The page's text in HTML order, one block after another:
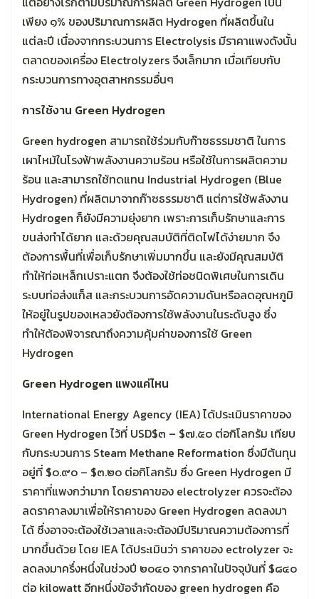
เพียง ๑% ของปริมาณการผลิต Hydrogen ที่ผลิตขึ้นใน
แต่ละปี เนื่องจากกระบวนการ Electrolysis มีราคาแพงดังนั้น
ตลาดของเครื่อง Electrolyzers จึงเล็กมาก เมื่อเทียบกับ
กระบวนการทางอุตสาหกรรมอื่นๆ
การใช้งาน Green Hydrogen
Green hydrogen สามารถใช้ร่วมกับก๊าซธรรมชาติ ในการ
เผาไหม้ในโรงฟ้าพลังงานความร้อน หรือใช้ในการผลิตความ
ร้อน และสามารถใช้ทดแทน Industrial Hydrogen (Blue
Hydrogen) ที่ผลิตมาจากก๊าซธรรมชาติ แต่การใช้พลังงาน
Hydrogen ก็ยังมีความยุ่งยาก เพราะการเก็บรักษาและการ
ขนส่งทำได้ยาก และด้วยคุณสมบัติที่ติดไฟได้ง่ายมาก จึง
ต้องการพื้นที่เพื่อเก็บรักษาเพิ่มมากขึ้น และยังมีคุณสมบัติ
ทำให้ท่อเหล็กเปราะแตก จึงต้องใช้ท่อชนิดพิเศษในการเดิน
ระบบท่อส่งแก็ส และกระบวนการอัดความดันหรือลดอุณหภูมิ
ให้อยู่ในรูปของเหลวยังต้องการใช้พลังงานในระดับสูง ซึ่ง
ทำให้ต้องพิจารณาถึงความคุ้มค่าของการใช้ Green
Hydrogen
Green Hydrogen แพงแค่ไหน
International Energy Agency (IEA) ได้ประเมินราคาของ
Green Hydrogen ไว้ที่ USD$๓ – $๗.๕๐ ต่อกิโลกรัม เทียบ
กับกระบวนการ Steam Methane Reformation ซึ่งมีต้นทุน
อยู่ที่ $๐.๙๐ – $๓.๒๐ ต่อกิโลกรัม ซึ่ง Green Hydrogen มี
ราคาที่แพงกว่ามาก โดยราคาของ electrolyzer ควรจะต้อง
ลดราคาลงมาเพื่อให้ราคาของ Green Hydrogen ลดลงมา
ได้ ซึ่งอาจจะต้องใช้เวลาและจะต้องมีปริมาณความต้องการที่
มากขึ้นด้วย โดย IEA ได้ประเมินว่า ราคาของ ectrolyzer จะ
ลดลงมาครึ่งหนึ่งในช่วงปี ๒๐๔๐ จากราคาในปัจจุบันที่ $๘๔๐
ต่อ kilowatt อีกหนึ่งข้อจำกัดของ green hydrogen คือ